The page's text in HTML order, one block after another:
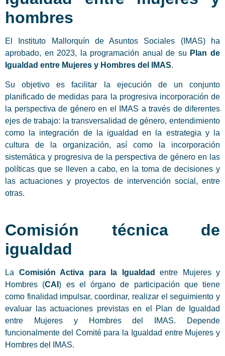
hombres
El Instituto Mallorquín de Asuntos Sociales (IMAS) ha
aprobado, en 2023, la programación anual de su Plan de
Igualdad entre Mujeres y Hombres del IMAS.
Su objetivo es facilitar la ejecución de un conjunto
planificado de medidas para la progresiva incorporación de
la perspectiva de género en el IMAS a través de diferentes
ejes de trabajo: la transversalidad de género, entendimiento
como la integración de la igualdad en la estrategia y la
cultura de la organización, así como la incorporación
sistemática y progresiva de la perspectiva de género en las
políticas que se lleven a cabo, en la toma de decisiones y
las actuaciones y proyectos de intervención social, entre
otras.
Comisión técnica de
igualdad
La Comisión Activa para la Igualdad
entre Mujeres y
Hombres (CAI) es el órgano de participación que tiene
como finalidad impulsar, coordinar, realizar el seguimiento y
evaluar las actuaciones previstas en el Plan de Igualdad
entre Mujeres y Hombres del IMAS. Depende
funcionalmente del Comité para la Igualdad entre Mujeres y
Hombres del IMAS.